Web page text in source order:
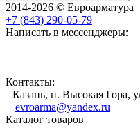
2014-2026 © Евроарматура
+7 (843) 290-05-79
Написать в мессенджеры:
Контакты:
Казань, п. Высокая Гора,
evroarma@yandex.ru
Каталог товаров